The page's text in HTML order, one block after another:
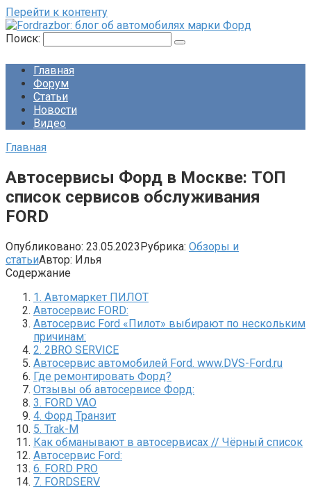
Перейти к контенту
Поиск:
Главная
Форум
Статьи
Новости
Видео
Главная
Автосервисы Форд в Москве: ТОП
список сервисов обслуживания
FORD
Опубликовано: 23.05.2023Рубрика: Обзоры и
статьиАвтор: Илья
Содержание
1. Автомаркет ПИЛОТ
Автосервис FORD:
Автосервис Ford «Пилот» выбирают по нескольким
причинам:
2. 2BRO SERVICE
Автосервис автомобилей Ford. www.DVS-Ford.ru
Где ремонтировать Форд?
Отзывы об автосервисе Форд:
3. FORD VAO
4. Форд Транзит
5. Trak-M
Как обманывают в автосервисах // Чёрный список
Автосервис Ford:
6. FORD PRO
7. FORDSERV